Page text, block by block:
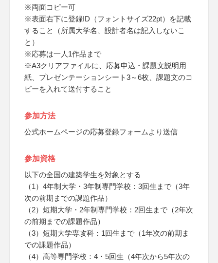
※両面コピー可
※表面右下に登録ID（フォントサイズ22pt）を記載
すること（所属大学名、設計者名は記入しないこ
と）
※応募は一人1作品まで
※A3クリアファイルに、応募申込・課題文説明用
紙、プレゼンテーションシート3～6枚、課題文のコ
ピーを入れて送付すること
参加方法
公式ホームページの応募登録フォームより送信
参加資格
以下の全国の建築学生を対象とする
（1）4年制大学・3年制専門学校：3回生まで（3年
次の前期までの課題作品）
（2）短期大学・2年制専門学校：2回生まで（2年次
の前期までの課題作品）
（3）短期大学専攻科：1回生まで（1年次の前期ま
での課題作品）
（4）高等専門学校：4・5回生（4年次から5年次の